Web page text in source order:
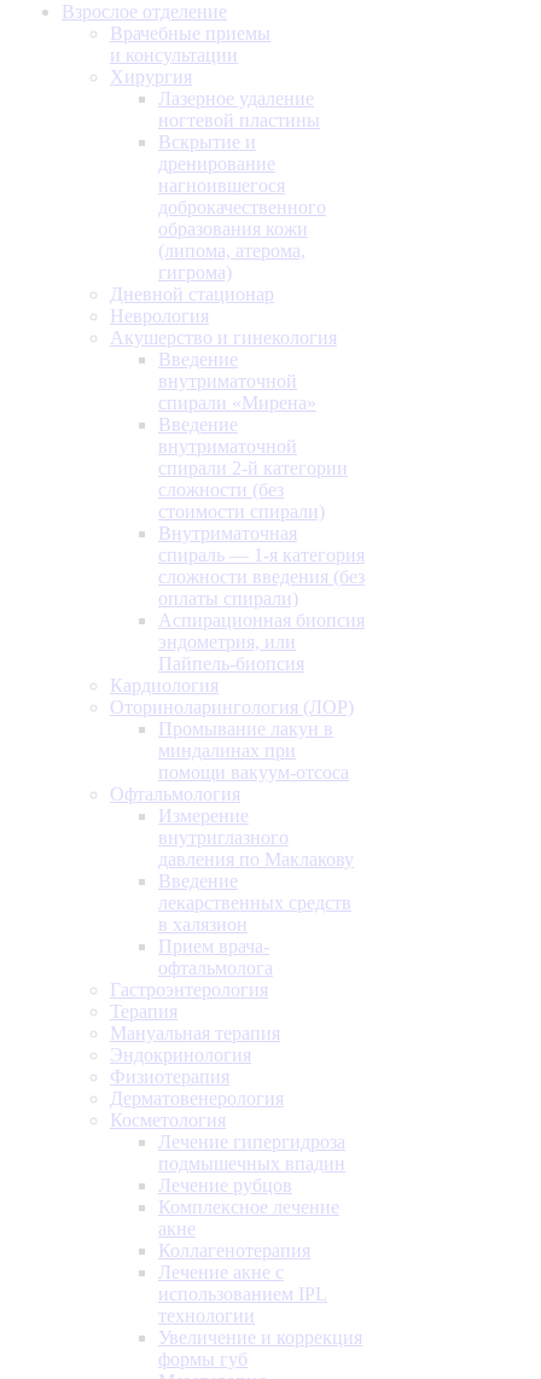
Взрослое отделение
Врачебные приемы
и консультации
Хирургия
Лазерное удаление
ногтевой пластины
Вскрытие и
дренирование
нагноившегося
доброкачественного
образования кожи
(липома, атерома,
гигрома)
Дневной стационар
Неврология
Акушерство и гинекология
Введение
внутриматочной
спирали «Мирена»
Введение
внутриматочной
спирали 2-й категории
сложности (без
стоимости спирали)
Внутриматочная
спираль — 1-я категория
сложности введения (без
оплаты спирали)
Аспирационная биопсия
эндометрия, или
Пайпель-биопсия
Кардиология
Оториноларингология (ЛОР)
Промывание лакун в
миндалинах при
помощи вакуум-отсоса
Офтальмология
Измерение
внутриглазного
давления по Маклакову
Введение
лекарственных средств
в халязион
Прием врача-
офтальмолога
Гастроэнтерология
Терапия
Мануальная терапия
Эндокринология
Физиотерапия
Дерматовенерология
Косметология
Лечение гипергидроза
подмышечных впадин
Лечение рубцов
Комплексное лечение
акне
Коллагенотерапия
Лечение акне с
использованием IPL
технологии
Увеличение и коррекция
формы губ